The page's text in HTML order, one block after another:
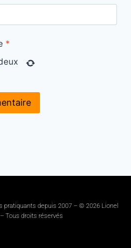
*
pratiquants depuis 2007 – © 2026 Lionel
Tous droits réservés